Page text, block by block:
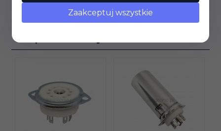
Klienci, którzy kupili ten
Zaakceptuj wszystkie